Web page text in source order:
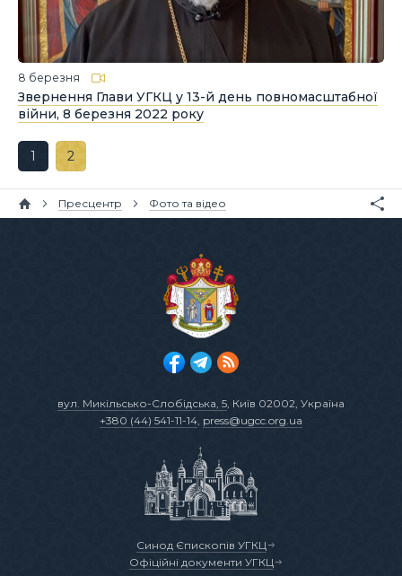
8 березня
Звернення Глави УГКЦ у 13-й день повномасштабної
війни, 8 березня 2022 року
1 2
Пресцентр Фото та відео
вул. Микільсько-Слобідська, 5, Київ 02002, Україна
+380 (44) 541-11-14, press@ugcc.org.ua
Синод Єпископів УГКЦ
Офіційні документи УГКЦ